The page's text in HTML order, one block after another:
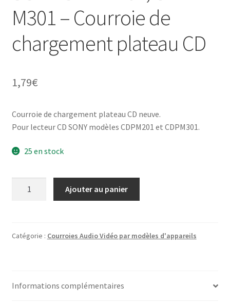
M301 – Courroie de
chargement plateau CD
1,79€
Courroie de chargement plateau CD neuve.
Pour lecteur CD SONY modèles CDPM201 et CDPM301.
25 en stock
M201;
Courroie
Ajouter au panier
Catégorie : Courroies Audio Vidéo par modèles d'appareils
Informations complémentaires